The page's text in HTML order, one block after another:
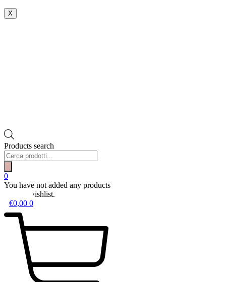
X
Products search
0
You have not added any products
to your wishlist.
€0,00 0